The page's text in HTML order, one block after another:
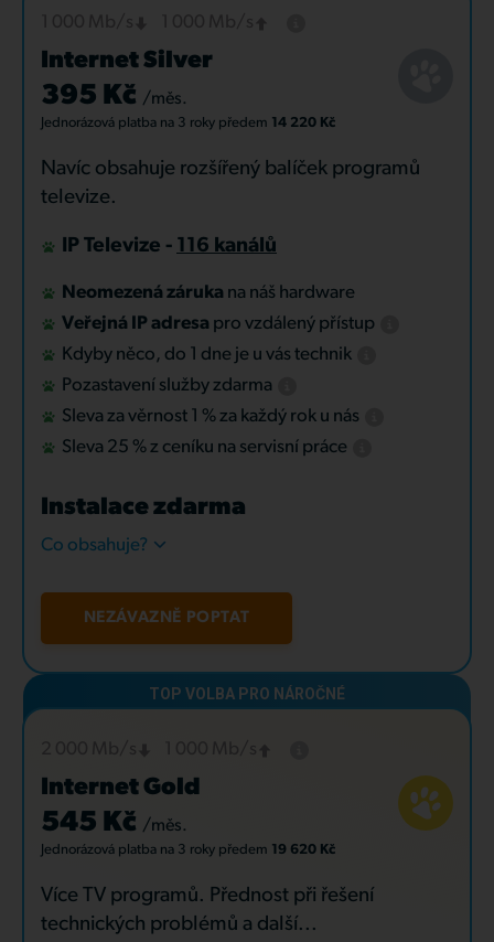
Internet Silver
395 Kč /měs.
Jednorázová platba na 3 roky předem 14 220 Kč
Navíc obsahuje rozšířený balíček programů
televize.
IP Televize - 116 kanálů
Neomezená záruka na náš hardware
Veřejná IP adresa pro vzdálený přístup
Kdyby něco, do 1 dne je u vás technik
Pozastavení služby zdarma
Sleva za věrnost 1 % za každý rok u nás
Sleva 25 % z ceníku na servisní práce
Instalace zdarma
Co obsahuje?
NEZÁVAZNĚ POPTAT
Internet Gold
545 Kč /měs.
Jednorázová platba na 3 roky předem 19 620 Kč
Více TV programů. Přednost při řešení
technických problémů a další...